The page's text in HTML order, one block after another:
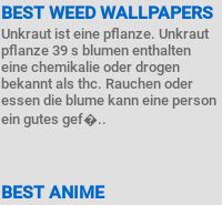
BEST WEED WALLPAPERS
Unkraut ist eine pflanze. Unkraut
pflanze 39 s blumen enthalten
eine chemikalie oder drogen
bekannt als thc. Rauchen oder
essen die blume kann eine person
ein gutes gef�..
BEST ANIME